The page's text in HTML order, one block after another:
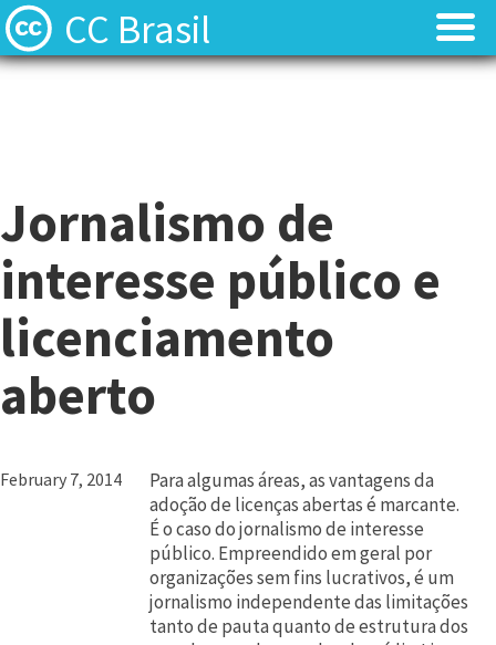
CC Brasil
Licenças
Contato
Quem somos?
Perguntas frequentes (FAQ)
Licenças
Contato
Quem somos?
Perguntas frequentes (FAQ)
Jornalismo de
interesse público e
licenciamento
aberto
February 7, 2014
Para algumas áreas, as vantagens da
adoção de licenças abertas é marcante.
É o caso do jornalismo de interesse
público. Empreendido em geral por
organizações sem fins lucrativos, é um
jornalismo independente das limitações
tanto de pauta quanto de estrutura dos